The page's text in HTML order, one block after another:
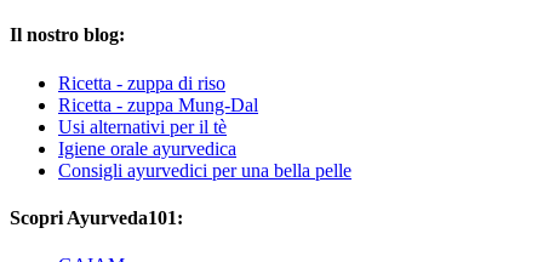
Il nostro blog:
Ricetta - zuppa di riso
Ricetta - zuppa Mung-Dal
Usi alternativi per il tè
Igiene orale ayurvedica
Consigli ayurvedici per una bella pelle
Scopri Ayurveda101: